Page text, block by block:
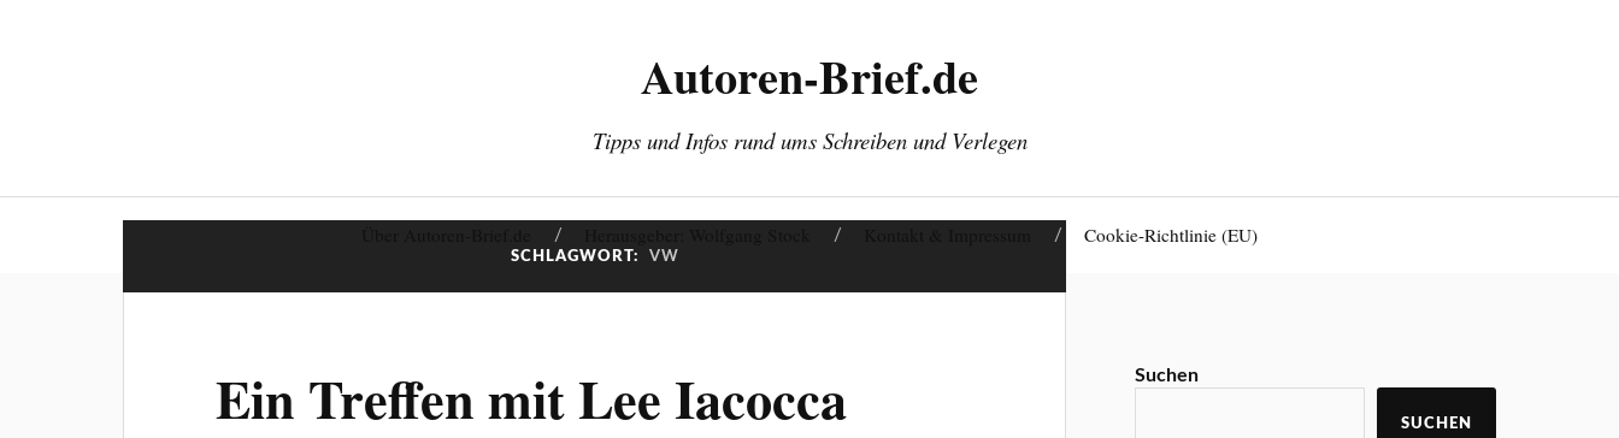
Autoren-Brief.de
Tipps und Infos rund ums Schreiben und Verlegen
Cookie-Richtlinie (EU)
SCHLAGWORT: VW
Ein Treffen mit Lee Iacocca Suchen
SUCHEN